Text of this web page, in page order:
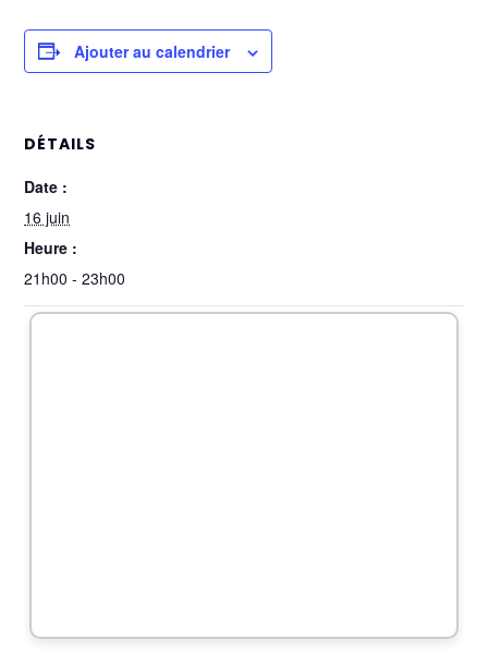
Ajouter au calendrier
DÉTAILS
Date :
16 juin
Heure :
21h00 - 23h00